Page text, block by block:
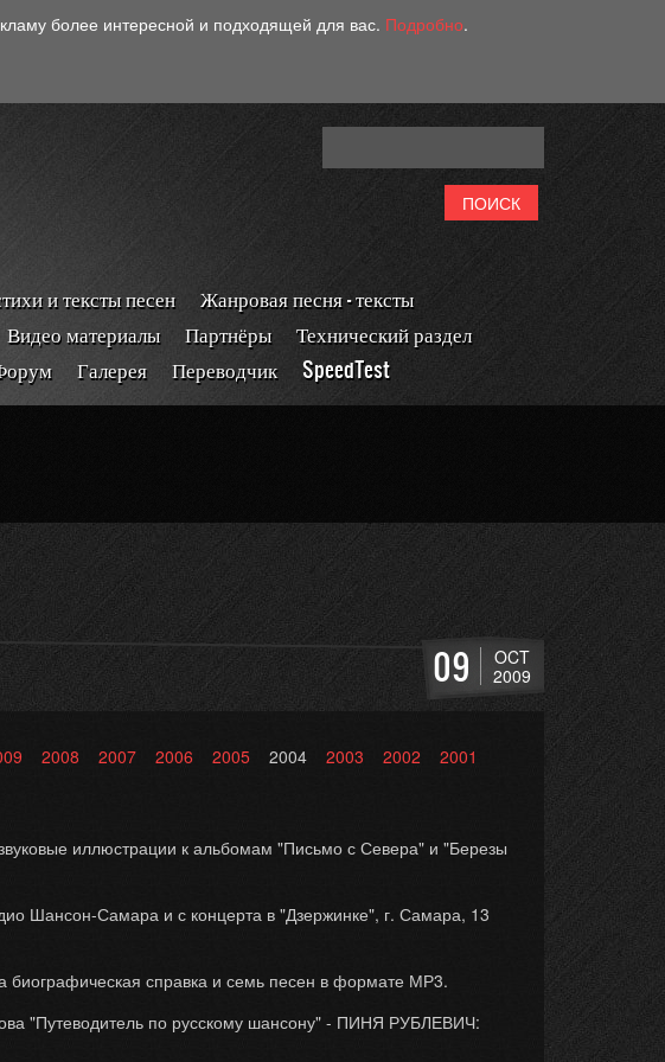
более интересной и подходящей для вас. Подробно.
и тексты песен
Жанровая песня - тексты
Видео материалы Партнёры
Технический раздел
Галерея Переводчик SpeedTest
09
OCT
2009
2008 2007 2006 2005 2004 2003 2002
2001
иллюстрации к альбомам "Письмо с Севера" и "Березы
Шансон-Самара и с концерта в "Дзержинке", г. Самара, 13
биографическая справка и семь песен в формате МР3.
"Путеводитель по русскому шансону" - ПИНЯ РУБЛЕВИЧ: